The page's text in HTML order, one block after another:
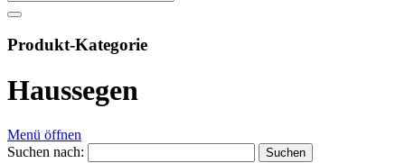
Produkt-Kategorie
Haussegen
Menü öffnen
Suchen nach: